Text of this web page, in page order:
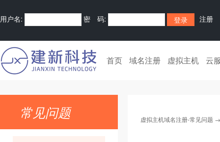
用户名: 密 码: 注册
首页 域名注册 虚拟主机 云
常见问题 虚拟主机域名注册-常见问题